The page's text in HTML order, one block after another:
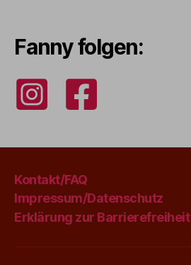
Fanny folgen:
Kontakt/FAQ
Impressum/Datenschutz
Erklärung zur Barrierefreiheit